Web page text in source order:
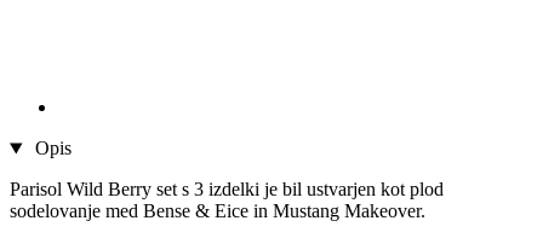
Opis
Parisol Wild Berry set s 3 izdelki je bil ustvarjen kot plod
sodelovanje med Bense & Eice in Mustang Makeover.